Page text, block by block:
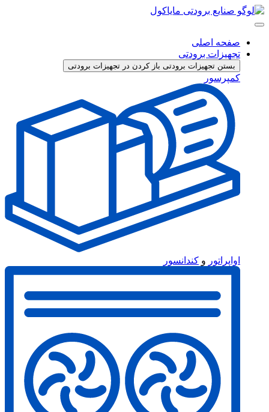
پرش
به
صفحه اصلی
تجهیزات برودتی
بستن تجهیزات برودتی باز کردن در تجهیزات برودتی
کمپرسور
اواپراتور و کندانسور